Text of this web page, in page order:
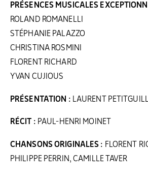
PRÉSENCES MUSICALES
ROLAND ROMANELLI
STÉPHANIE PALAZZO
CHRISTINA ROSMINI
FLORENT RICHARD
YVAN CUJIOUS
PRÉSENTATION : LAURENT
RÉCIT : PAUL-HENRI MOINET
CHANSONS ORIGINALES : FLORENT
PHILIPPE PERRIN, CAMILLE TAVER